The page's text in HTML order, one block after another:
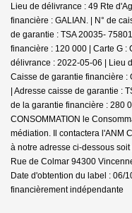
Lieu de délivrance : 49 Rte
financière : GALIAN. | N° de
de garantie : TSA 20035-
financière : 120 000 | Carte G
délivrance : 2022-05-06 | Lieu
Caisse de garantie financière :
| Adresse caisse de garantie :
de la garantie financière : 280
CONSOMMATION le
médiation. Il contactera l'ANM
à notre adresse ci-dessous
Rue de Colmar 94300
Date d'obtention du label : 06/
financièrement indépendante